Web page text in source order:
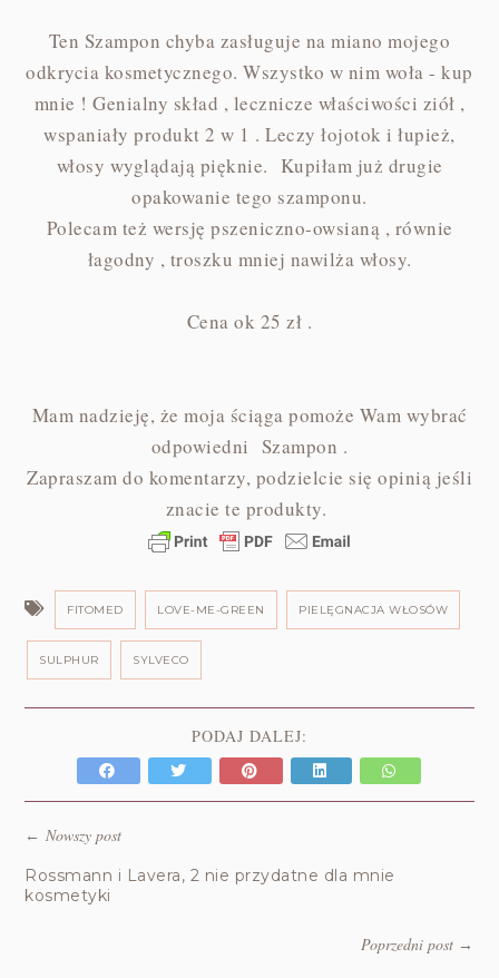
Ten Szampon chyba zasługuje na miano mojego
odkrycia kosmetycznego. Wszystko w nim woła - kup
mnie ! Genialny skład , lecznicze właściwości ziół ,
wspaniały produkt 2 w 1 . Leczy łojotok i łupież,
włosy wyglądają pięknie. Kupiłam już drugie
opakowanie tego szamponu.
Polecam też wersję pszeniczno-owsianą , równie
łagodny , troszku mniej nawilża włosy.
Cena ok 25 zł .
Mam nadzieję, że moja ściąga pomoże Wam wybrać
odpowiedni Szampon .
Zapraszam do komentarzy, podzielcie się opinią jeśli
znacie te produkty.
FITOMED LOVE-ME-GREEN PIELĘGNACJA WŁOSÓW
SULPHUR SYLVECO
PODAJ DALEJ:
←Nowszy post
Rossmann i Lavera, 2 nie przydatne dla mnie
kosmetyki
Poprzedni post→